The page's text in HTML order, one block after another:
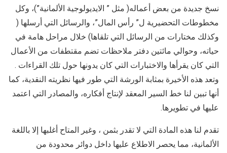
نسخ جديدة من بعض أعماله( مثل ” الايديولوجية الألمانية”)، وكل
مخطوطات التحضيرية ل” رأس المال”، والرسائل التي أرسلها (
وكذلك مختارات من الرسائل التي تلقاها) خلال مراحل هامة في
حياته، وحوالي مائتين دفتر ملاحظات تضم مقتطفات من الأعمال
التي كان يقرأها والاختبارات التي كان يدونها حول تلك القراءات .
وتعد هذه الأخيرة بمثابة الورشة التي طور فيها نظريته النقدية، كما
أنها تبين لنا خط السير المعقد لإنتاج أفكاره، والمصادر التي اعتمد
عليها في تطويرها.
تقدم لنا هذه المادة التي لا تقدر بثمن ، وغير المتاح أغلبها إلا باللغة
الألمانية، مما يحصر الاطلاع عليها داخل دوائر محدودة من